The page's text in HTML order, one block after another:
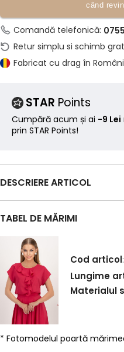
când
Comandă telefonică:
Retur simplu si schimb
Fabricat cu drag în
STAR Points
Cumpără acum și ai -9 Lei
prin STAR Points!
DESCRIERE ARTICOL
TABEL DE MĂRIMI
Cod articol
Lungime
Materialul
* Fotomodelul poartă